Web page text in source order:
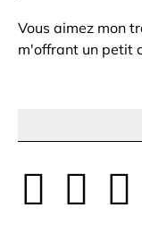
Vous aimez mon
m'offrant un petit